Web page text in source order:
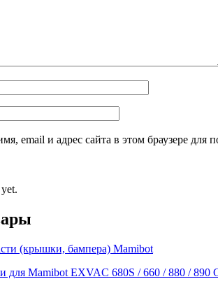
email и адрес сайта в этом браузере
(крышки, бампера) Mamibot
для Mamibot EXVAC 680S / 660 / 880 / 890